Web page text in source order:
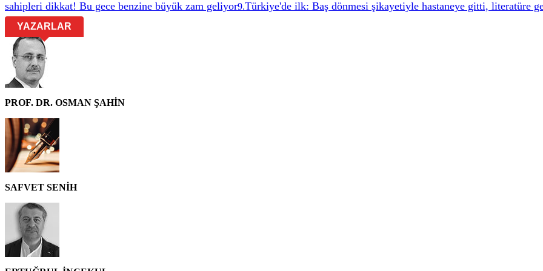
sahipleri dikkat! Bu gece benzine büyük zam geliyor9.Türkiye'de ilk: Baş dönmesi şikayetiyle hastaneye gitti, literatüre
YAZARLAR
PROF. DR. OSMAN ŞAHİN
SAFVET SENİH